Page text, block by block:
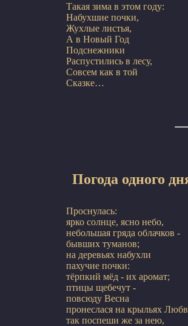
Такая зима в этом году:
Набухшие почки,
Жухлые листья,
А в Новый Год
Подснежники
Распустились в лесу,
Совсем как в той
Погода одного
Проснулась:
ярко солнце, ясно небо,
небольшая гряда облачков -
бывших туманов;
на деревьях набухли
пахучие почки:
тёрпкий мёд - их аромат;
птицы щебечут -
повсюду Весна
пронеслася на крыльях
так поспеши же за нею,